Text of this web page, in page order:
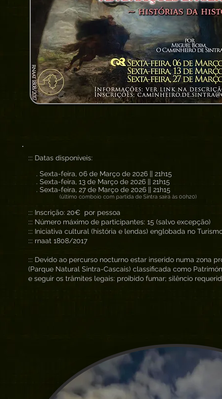
::: Datas disponíveis:
. Sexta-feira, 06 de Março de 2026 || 21h15
. Sexta-feira, 13 de Março de 2026 || 21h15
. Sexta-feira, 27 de Março de 2026 || 21h15
(último comboio com partida de Sintra sairá às 00h20)
::: Inscrição: 20€ por pessoa
::: Número máximo de participantes: 15 (salvo excepção)
::: Iniciativa cultural (história e lendas) englobada no
::: rnaat 1808/2017
::: Devido ao percurso nocturno estar inserido numa zona
(Parque Natural Sintra-Cascais) classificada como
e seguir os trâmites legais: proibido fumar; silêncio